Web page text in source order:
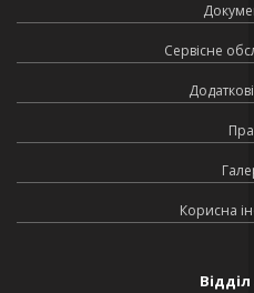
Сервісне
Корисна